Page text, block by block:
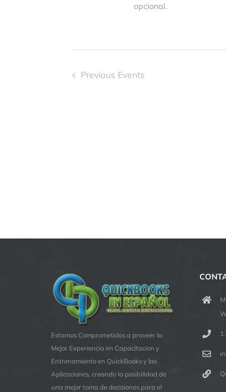
opcional.
Previous Events
Estamos Comprometidos a proveer la
Mejor Experiencia en Capacitacion y
Entrenamiento en QuickBooks y las
Aplicaciones, creando la posibilidad de
una mejor toma de decisiones para el